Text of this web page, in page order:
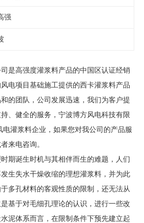
强
是高强度灌浆料产品的中国区认证经销
电项目基础施工提供的西卡灌浆料产品
的团队，公司发展迅速，我们为客户提
、健全的服务，宁波博方风电科技有限
灌浆料企业，如果您对我公司的产品服
来电咨询。
期诞生时机与其相伴而生的难题，人们
生失水干燥收缩的理想灌浆料，并为此
多孔材料的客观性质的限制，还无法从
基于对毛细孔理论的认识，进行一些改
泥体系而言，在限制条件下预先建立起